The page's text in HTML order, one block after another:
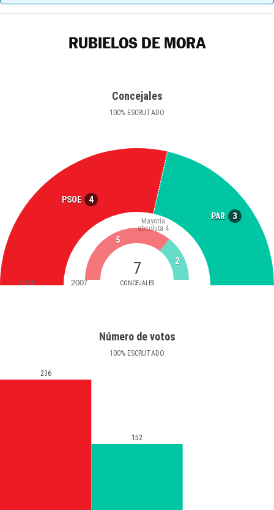
RUBIELOS DE MORA
Concejales
100% ESCRUTADO
PSOE 4
PAR 3
7
CONCEJALES
Mayoría
absoluta 4
5
2
2011 2007
Número de votos
100% ESCRUTADO
236
152